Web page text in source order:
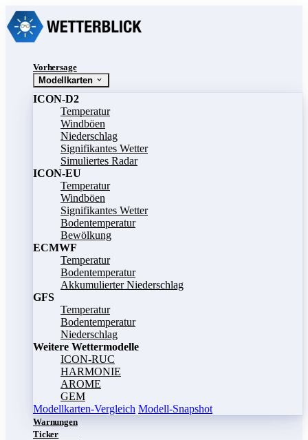
Vorhersage
Modellkarten
ICON-D2
Temperatur
Windböen
Niederschlag
Signifikantes Wetter
Simuliertes Radar
ICON-EU
Temperatur
Windböen
Signifikantes Wetter
Bodentemperatur
Bewölkung
ECMWF
Temperatur
Bodentemperatur
Akkumulierter Niederschlag
GFS
Temperatur
Bodentemperatur
Niederschlag
Weitere Wettermodelle
ICON-RUC
HARMONIE
AROME
GEM
Modellkarten-Vergleich Modell-Snapshot
Warnungen
Ticker